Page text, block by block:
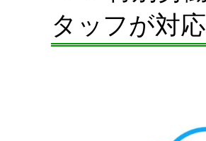
タッフが対